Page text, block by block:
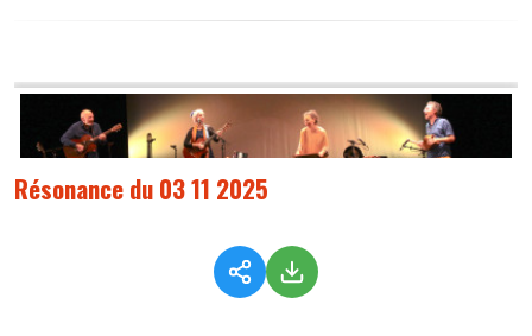
Résonance du 03 11 2025